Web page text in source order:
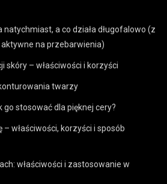
natychmiast, a co działa długofalowo (z
aktywne na przebarwienia)
skóry – właściwości i korzyści
twarzy
go stosować dla pięknej cery?
– właściwości, korzyści i sposób
właściwości i zastosowanie w